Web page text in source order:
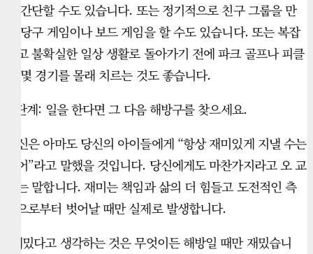
럼 간단할 수도 있습니다. 또는 정기적으로 친구 그룹을 만
나 당구 게임이나 보드 게임을 할 수도 있습니다. 또는 복잡
하고 불확실한 일상 생활로 돌아가기 전에 파크 골프나 피클
볼 몇 경기를 몰래 치르는 것도 좋습니다.
4 단계: 일을 한다면 그 다음 해방구를 찾으세요.
당신은 아마도 당신의 아이들에게 “항상 재미있게 지낼 수는
없어”라고 말했을 것입니다. 당신에게도 마찬가지라고 오 교
수는 말합니다. 재미는 책임과 삶의 더 힘들고 도전적인 측
면으로부터 벗어날 때만 실제로 발생합니다.
“재밌다고 생각하는 것은 무엇이든 해방일 때만 재밌습니